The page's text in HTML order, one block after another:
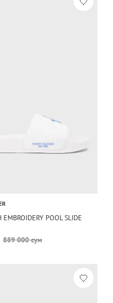
POOL SLIDE
889 000 сум